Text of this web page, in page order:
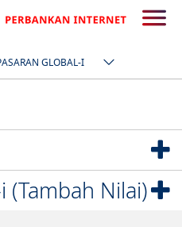
GLOBAL-I
(Tambah Nilai)